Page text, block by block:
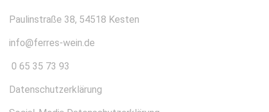
Paulinstraße 38, 54518 Kesten
info@ferres-wein.de
0 65 35 73 93
Datenschutzerklärung